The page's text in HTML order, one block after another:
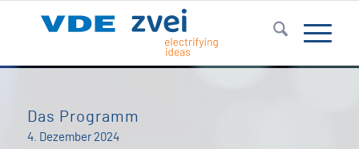
Das Programm
4. Dezember 2024